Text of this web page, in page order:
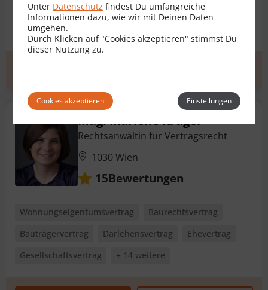
Baurechtsvertrag
Bauträgervertrag
Darlehensvertrag
Mag. Marlene Krüger
Rechtsanwältin für Vertragsrecht
1030 Wien
15Bewertungen
Wohnungseigentumsvertrag
Baurechtsvertrag
Bauträgervertrag
Darlehensvertrag
Ehevertrag
Gesellschaftsvertrag
+ 14 weitere
Unter Datenschutz findest Du umfangreiche
Informationen dazu, wie wir mit Deinen Daten
umgehen.
Durch Klicken auf "Cookies akzeptieren" stimmst Du
dieser Nutzung zu.
Cookies akzeptieren Einstellungen